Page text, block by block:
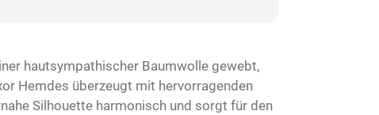
hautsympathischer Baumwolle gewebt,
Hemdes überzeugt mit hervorragenden
Silhouette harmonisch und sorgt für den